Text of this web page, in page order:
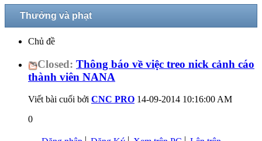
Thưởng và phạt
Chủ đề
Closed: Thông báo về việc treo nick cảnh cáo
thành viên NANA
Viết bài cuối bởi CNC PRO 14-09-2014 10:16:00 AM
0